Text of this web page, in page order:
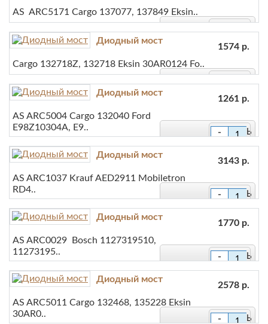
В сравнение
AS ARC5171 Cargo 137077, 137849 Eksin..
+
В сравнение
Диодный мост
Cargo 132718Z, 132718 Eksin 30AR0124 Fo..
1574 р.
+
В сравнение
Диодный мост
AS ARC5004 Cargo 132040 Ford
E98Z10304A, E9..
1261 р.
-
В закладки
В сравнение
Диодный мост
AS ARC1037 Krauf AED2911 Mobiletron
RD4..
3143 р.
-
В закладки
В сравнение
Диодный мост
AS ARC0029 Bosch 1127319510,
11273195..
1770 р.
-
В закладки
В сравнение
Диодный мост
AS ARC5011 Cargo 132468, 135228 Eksin
30AR0..
2578 р.
-